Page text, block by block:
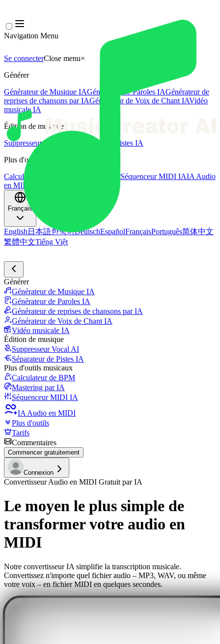
Navigation Menu
Se connecterClose menu×
Générer
Générateur de Musique IAGénérateur de Paroles IAGénérateur de
reprises de chansons par IAGénérateur de Voix de Chant IAVidéo
musicale IA
Édition de musique
Suppresseur Vocal AI
Séparateur de Pistes IA
Plus d'outils musicaux
Calculateur de BPM
Séquenceur MIDI IAIA Audio
en MIDI
Français
English 日本語한국어DeutschEspañolFrançaisPortuguês简体中文
繁體中文Tiếng Việt
Générer
Générateur de Musique IA
Générateur de Paroles IA
Générateur de reprises de chansons par IA
Générateur de Voix de Chant IA
Vidéo musicale IA
Édition de musique
Suppresseur Vocal AI
Séparateur de Pistes IA
Plus d'outils musicaux
Calculateur de BPM
Mastering par IA
Séquenceur MIDI IA
IA Audio en MIDI
Plus d'outils
Tarifs
Commentaires
Commencer gratuitement
Connexion
Convertisseur Audio en MIDI Gratuit par IA
Le moyen le plus simple de
transformer votre audio en
MIDI
Notre convertisseur IA simplifie la transcription musicale.
Convertissez n'importe quel fichier audio – MP3, WAV, ou même
votre voix – en fichier MIDI en quelques secondes.